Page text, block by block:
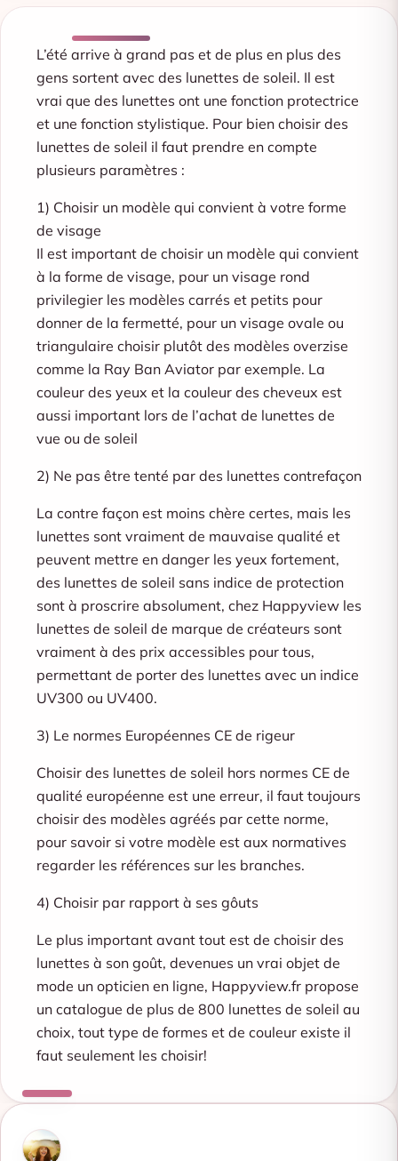
L’été arrive à grand pas et de plus en plus des
gens sortent avec des lunettes de soleil. Il est
vrai que des lunettes ont une fonction protectrice
et une fonction stylistique. Pour bien choisir des
lunettes de soleil il faut prendre en compte
plusieurs paramètres :
1) Choisir un modèle qui convient à votre forme
de visage
Il est important de choisir un modèle qui convient
à la forme de visage, pour un visage rond
privilegier les modèles carrés et petits pour
donner de la fermetté, pour un visage ovale ou
triangulaire choisir plutôt des modèles overzise
comme la Ray Ban Aviator par exemple. La
couleur des yeux et la couleur des cheveux est
aussi important lors de l’achat de lunettes de
vue ou de soleil
2) Ne pas être tenté par des lunettes contrefaçon
La contre façon est moins chère certes, mais les
lunettes sont vraiment de mauvaise qualité et
peuvent mettre en danger les yeux fortement,
des lunettes de soleil sans indice de protection
sont à proscrire absolument, chez Happyview les
lunettes de soleil de marque de créateurs sont
vraiment à des prix accessibles pour tous,
permettant de porter des lunettes avec un indice
UV300 ou UV400.
3) Le normes Européennes CE de rigeur
Choisir des lunettes de soleil hors normes CE de
qualité européenne est une erreur, il faut toujours
choisir des modèles agréés par cette norme,
pour savoir si votre modèle est aux normatives
regarder les références sur les branches.
4) Choisir par rapport à ses gôuts
Le plus important avant tout est de choisir des
lunettes à son goût, devenues un vrai objet de
mode un opticien en ligne, Happyview.fr propose
un catalogue de plus de 800 lunettes de soleil au
choix, tout type de formes et de couleur existe il
faut seulement les choisir!